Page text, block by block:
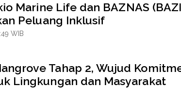
Marine Life dan BAZNAS
Peluang Inklusif
WIB
Tahap 2, Wujud
Lingkungan dan Masyarakat